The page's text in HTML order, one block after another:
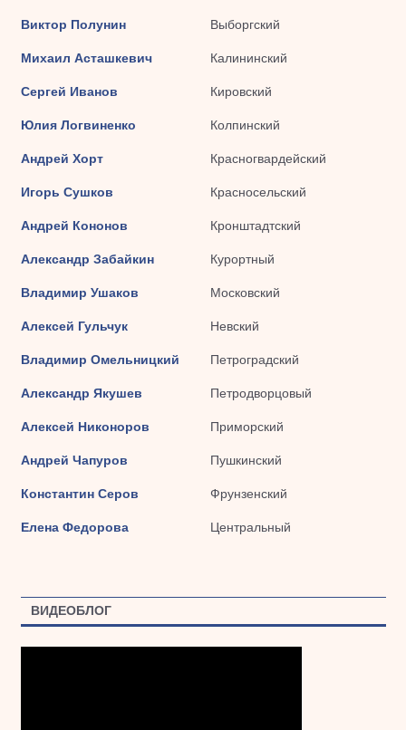
Виктор Полунин Выборгский
Михаил Асташкевич Калининский
Сергей Иванов Кировский
Юлия Логвиненко Колпинский
Андрей Хорт Красногвардейский
Игорь Сушков Красносельский
Андрей Кононов Кронштадтский
Александр Забайкин Курортный
Владимир Ушаков Московский
Алексей Гульчук Невский
Владимир Омельницкий Петроградский
Александр Якушев Петродворцовый
Алексей Никоноров Приморский
Андрей Чапуров Пушкинский
Константин Серов Фрунзенский
Елена Федорова Центральный
ВИДЕОБЛОГ